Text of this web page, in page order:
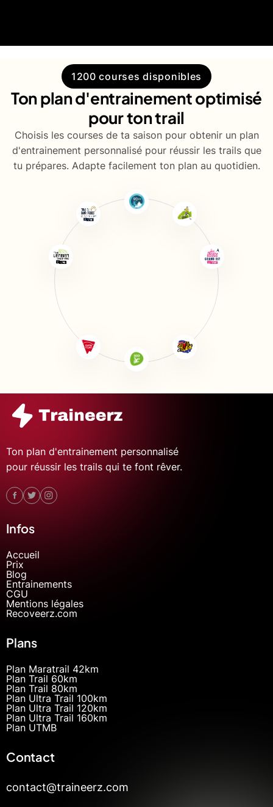
1200 courses disponibles
Ton plan d'entrainement optimisé
pour ton trail
Choisis les courses de ta saison pour obtenir un plan
d'entrainement personnalisé pour réussir les trails que
tu prépares. Adapte facilement ton plan au quotidien.
Ton plan d'entrainement personnalisé
pour réussir les trails qui te font rêver.
Infos
Accueil
Prix
Blog
Entrainements
CGU
Mentions légales
Recoveerz.com
Plans
Plan Maratrail 42km
Plan Trail 60km
Plan Trail 80km
Plan Ultra Trail 100km
Plan Ultra Trail 120km
Plan Ultra Trail 160km
Plan UTMB
Contact
contact@traineerz.com